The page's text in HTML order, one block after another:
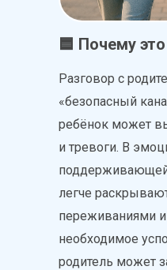
🟦 Почему
Разговор с
«безопасный
ребёнок может
и тревоги. В
поддерживающей
легче
переживаниями
необходимое
родитель может